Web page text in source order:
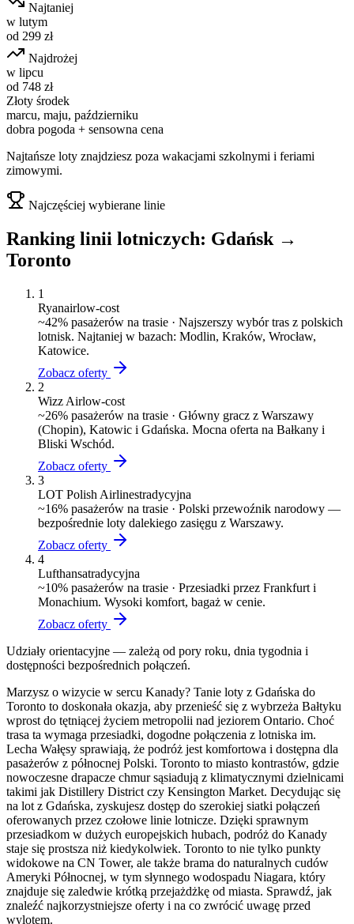
Najtaniej
w lutym
od 299 zł
Najdrożej
w lipcu
od 748 zł
Złoty środek
marcu, maju, październiku
dobra pogoda + sensowna cena
Najtańsze loty znajdziesz poza wakacjami szkolnymi i feriami
zimowymi.
Najczęściej wybierane linie
Ranking linii lotniczych: Gdańsk →
Toronto
1
Ryanairlow-cost
~42% pasażerów na trasie · Najszerszy wybór tras z polskich
lotnisk. Najtaniej w bazach: Modlin, Kraków, Wrocław,
Katowice.
Zobacz oferty
2
Wizz Airlow-cost
~26% pasażerów na trasie · Główny gracz z Warszawy
(Chopin), Katowic i Gdańska. Mocna oferta na Bałkany i
Bliski Wschód.
Zobacz oferty
3
LOT Polish Airlinestradycyjna
~16% pasażerów na trasie · Polski przewoźnik narodowy —
bezpośrednie loty dalekiego zasięgu z Warszawy.
Zobacz oferty
4
Lufthansatradycyjna
~10% pasażerów na trasie · Przesiadki przez Frankfurt i
Monachium. Wysoki komfort, bagaż w cenie.
Zobacz oferty
Udziały orientacyjne — zależą od pory roku, dnia tygodnia i
dostępności bezpośrednich połączeń.
Marzysz o wizycie w sercu Kanady? Tanie loty z Gdańska do
Toronto to doskonała okazja, aby przenieść się z wybrzeża Bałtyku
wprost do tętniącej życiem metropolii nad jeziorem Ontario. Choć
trasa ta wymaga przesiadki, dogodne połączenia z lotniska im.
Lecha Wałęsy sprawiają, że podróż jest komfortowa i dostępna dla
pasażerów z północnej Polski. Toronto to miasto kontrastów, gdzie
nowoczesne drapacze chmur sąsiadują z klimatycznymi dzielnicami
takimi jak Distillery District czy Kensington Market. Decydując się
na lot z Gdańska, zyskujesz dostęp do szerokiej siatki połączeń
oferowanych przez czołowe linie lotnicze. Dzięki sprawnym
przesiadkom w dużych europejskich hubach, podróż do Kanady
staje się prostsza niż kiedykolwiek. Toronto to nie tylko punkty
widokowe na CN Tower, ale także brama do naturalnych cudów
Ameryki Północnej, w tym słynnego wodospadu Niagara, który
znajduje się zaledwie krótką przejażdżkę od miasta. Sprawdź, jak
znaleźć najkorzystniejsze oferty i na co zwrócić uwagę przed
wylotem.